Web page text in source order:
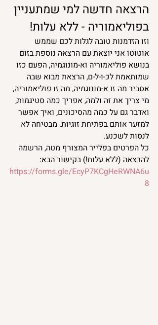
הרצאה חדשה למי שמתעניין
בפוליאמוריה - ללא עלות!
וזו הזדמנות טובה לגלות לכם שממש
אוטוטו אני יוצאת עם הרצאה נוספת בזום
בנושא פוליאמוריה וא-מונוגמיה, הפעם כזו
שמותאמת לכ-ו-ל-ם, הרצאת מבוא שבה
אסביר מה זו א-מונוגמיה, מה זו פוליאמוריה,
מי צריך את זה ולמה, אפריך כמה סטיגמות,
ואדבר גם על כמה מהסיכונים, ואיך אפשר
למזער אותם בפתיחת זוגיות. מבטיחה לא
לנסות לשכנע.
כל הפרטים בפלייר המצורף מטה, הרשמה
להרצאה (ללא עלות!) בקישור הבא:
https://forms.gle/EcyP7KCgHeRWNA6u
8